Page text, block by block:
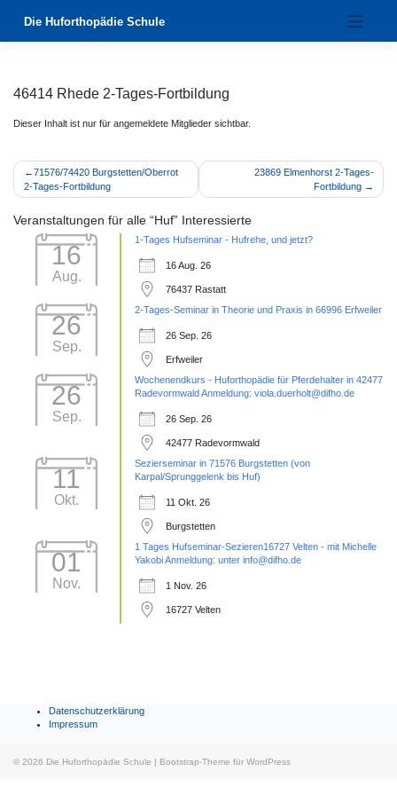
Die Huforthopädie Schule
46414 Rhede 2-Tages-Fortbildung
Dieser Inhalt ist nur für angemeldete Mitglieder sichtbar.
Beitragsnavigation
71576/74420 Burgstetten/Oberrot
2-Tages-Fortbildung
23869 Elmenhorst 2-Tages-
Fortbildung
Veranstaltungen für alle “Huf” Interessierte
16
Aug.
1-Tages Hufseminar - Hufrehe, und jetzt?
16 Aug. 26
76437 Rastatt
26
Sep.
2-Tages-Seminar in Theorie und Praxis in 66996 Erfweiler
26 Sep. 26
Erfweiler
26
Sep.
Wochenendkurs - Huforthopädie für Pferdehalter in 42477
Radevormwald Anmeldung: viola.duerholt@difho.de
26 Sep. 26
42477 Radevormwald
11
Okt.
Sezierseminar in 71576 Burgstetten (von
Karpal/Sprunggelenk bis Huf)
11 Okt. 26
Burgstetten
01
Nov.
1 Tages Hufseminar-Sezieren16727 Velten - mit Michelle
Yakobi Anmeldung: unter info@difho.de
1 Nov. 26
16727 Velten
Datenschutzerklärung
Impressum
© 2026 Die Huforthopädie Schule | Bootstrap-Theme für WordPress